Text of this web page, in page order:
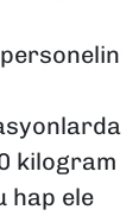
kilogram
hap ele